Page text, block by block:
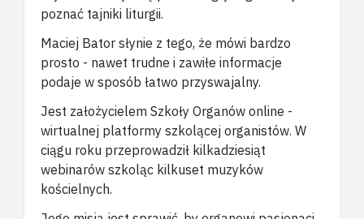
poznać tajniki liturgii.
Maciej Bator słynie z tego, że mówi bardzo
prosto - nawet trudne i zawiłe informacje
podaje w sposób łatwo przyswajalny.
Jest założycielem Szkoły Organów online -
wirtualnej platformy szkolącej organistów. W
ciągu roku przeprowadził kilkadziesiąt
webinarów szkoląc kilkuset muzyków
kościelnych.